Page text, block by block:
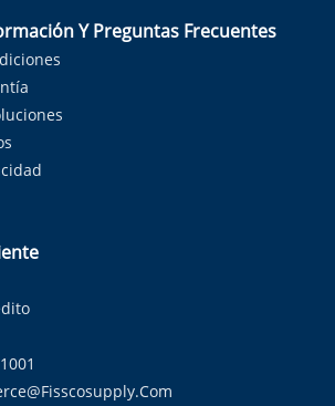
Y Preguntas Frecuentes